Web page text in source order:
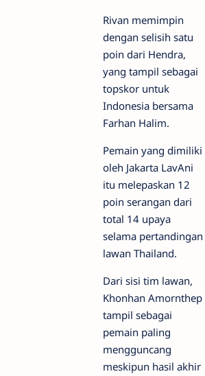
Rivan memimpin
dengan selisih satu
poin dari Hendra,
yang tampil sebagai
topskor untuk
Indonesia bersama
Farhan Halim.
Pemain yang dimiliki
oleh Jakarta LavAni
itu melepaskan 12
poin serangan dari
total 14 upaya
selama pertandingan
lawan Thailand.
Dari sisi tim lawan,
Khonhan Amornthep
tampil sebagai
pemain paling
mengguncang
meskipun hasil akhir